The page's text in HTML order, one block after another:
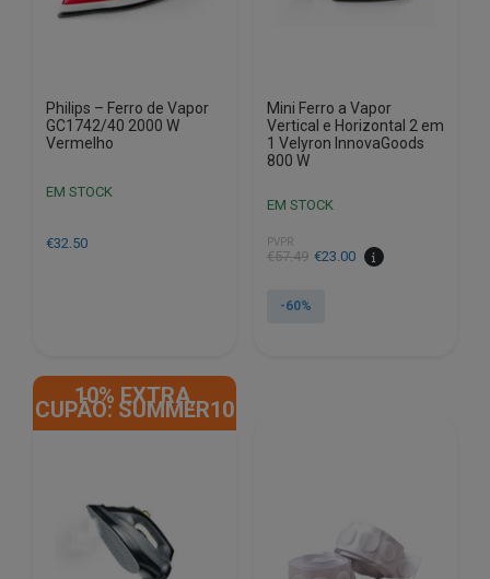
Philips – Ferro de Vapor
GC1742/40 2000 W
Vermelho
EM STOCK
€32.50
Mini Ferro a Vapor
Vertical e Horizontal 2 em
1 Velyron InnovaGoods
800 W
EM STOCK
PVPR
€57.49
O
original
€23.00
O
atual
-60%
10% EXTRA,
CUPÃO: SUMMER10